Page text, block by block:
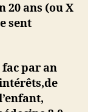
20 ans (ou X
sent
fac par an